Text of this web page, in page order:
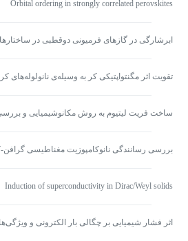
ابرشارگی در گازهای فرمیونی دوقطبی در
تقویت اثر مگنتواپتیکی کر به وسیله‌ی نانولوله‌های
ساخت فریت لیتیوم به روش مکانوشیمیایی و
بررسی رسانندگی نانوکامپوزیت مغناطیسی
اثر فشار شیمیایی بر چگالی بار الکترونی و